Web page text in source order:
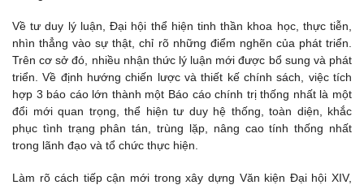
Về tư duy lý luận, Đại hội thể hiện tinh thần khoa học, thực tiễn,
nhìn thẳng vào sự thật, chỉ rõ những điểm nghẽn của phát triển.
Trên cơ sở đó, nhiều nhận thức lý luận mới được bổ sung và phát
triển. Về định hướng chiến lược và thiết kế chính sách, việc tích
hợp 3 báo cáo lớn thành một Báo cáo chính trị thống nhất là một
đổi mới quan trọng, thể hiện tư duy hệ thống, toàn diện, khắc
phục tình trạng phân tán, trùng lặp, nâng cao tính thống nhất
trong lãnh đạo và tổ chức thực hiện.
Làm rõ cách tiếp cận mới trong xây dựng Văn kiện Đại hội XIV,